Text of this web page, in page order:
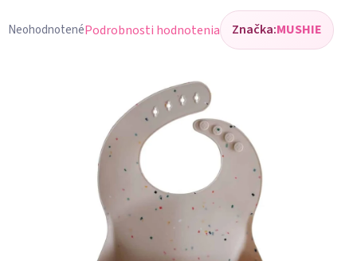
Priemerné
NeohodnotenéPodrobnosti hodnotenia Značka:MUSHIE